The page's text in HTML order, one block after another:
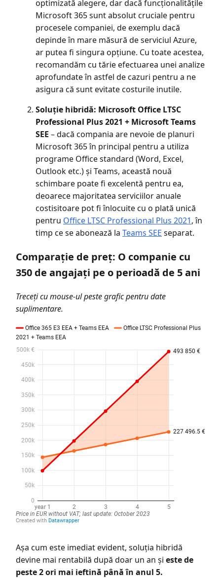
optimizată alegere, dar dacă funcționalitățile
Microsoft 365 sunt absolut cruciale pentru
procesele companiei, de exemplu dacă
depinde în mare măsură de serviciul Azure,
ar putea fi singura opțiune. Cu toate acestea,
recomandăm cu tărie efectuarea unei analize
aprofundate în astfel de cazuri pentru a ne
asigura că sunt evitate costurile inutile.
Soluție hibridă: Microsoft Office LTSC
Professional Plus 2021 + Microsoft Teams
SEE – dacă compania are nevoie de planuri
Microsoft 365 în principal pentru a utiliza
programe Office standard (Word, Excel,
Outlook etc.) și Teams, această nouă
schimbare poate fi excelentă pentru ea,
deoarece majoritatea serviciilor anuale
costisitoare pot fi înlocuite cu o plată unică
pentru Office LTSC Professional Plus 2021, în
timp ce se abonează la Teams SEE separat.
Comparație de preț: O companie cu
350 de angajați pe o perioadă de 5 ani
Treceți cu mouse-ul peste grafic pentru date
suplimentare.
Așa cum este imediat evident, soluția hibridă
devine mai rentabilă după doar un an și este de
peste 2 ori mai ieftină până în anul 5.